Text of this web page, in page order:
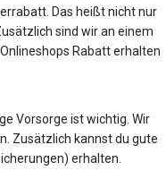
Das heißt nicht nur
sind wir an einem
Rabatt erhalten
Vorsorge ist wichtig. Wir
Zusätzlich kannst du gute
erhalten.